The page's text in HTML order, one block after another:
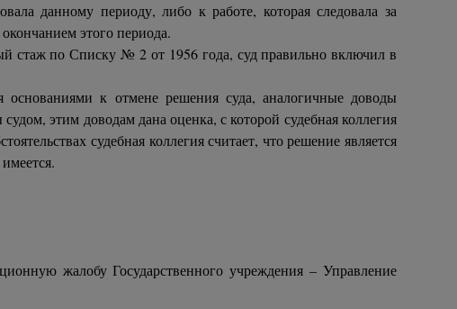
данному периоду, либо к работе, которая следовала за
этого периода.
стаж по Списку № 2 от 1956 года, суд правильно включил в
к отмене решения суда, аналогичные доводы
этим доводам дана оценка, с которой судебная коллегия
судебная коллегия считает, что решение является
жалобу Государственного учреждения – Управление